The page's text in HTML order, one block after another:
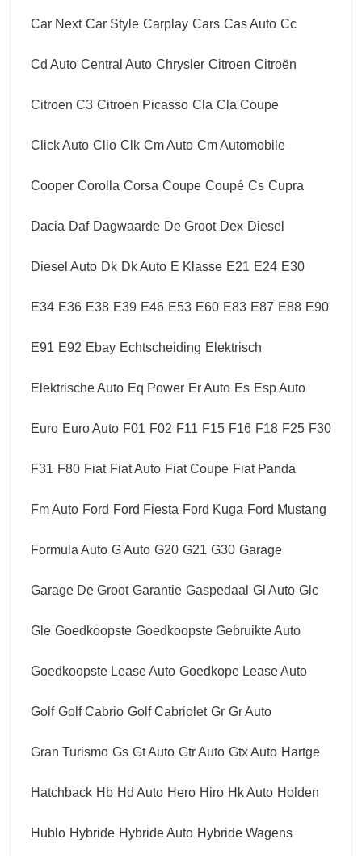
Car Next Car Style Carplay Cars Cas Auto Cc
Cd Auto Central Auto Chrysler Citroen Citroën
Citroen C3 Citroen Picasso Cla Cla Coupe
Click Auto Clio Clk Cm Auto Cm Automobile
Cooper Corolla Corsa Coupe Coupé Cs Cupra
Dacia Daf Dagwaarde De Groot Dex Diesel
Diesel Auto Dk Dk Auto E Klasse E21 E24 E30
E34 E36 E38 E39 E46 E53 E60 E83 E87 E88 E90
E91 E92 Ebay Echtscheiding Elektrisch
Elektrische Auto Eq Power Er Auto Es Esp Auto
Euro Euro Auto F01 F02 F11 F15 F16 F18 F25 F30
F31 F80 Fiat Fiat Auto Fiat Coupe Fiat Panda
Fm Auto Ford Ford Fiesta Ford Kuga Ford Mustang
Formula Auto G Auto G20 G21 G30 Garage
Garage De Groot Garantie Gaspedaal Gl Auto Glc
Gle Goedkoopste Goedkoopste Gebruikte Auto
Goedkoopste Lease Auto Goedkope Lease Auto
Golf Golf Cabrio Golf Cabriolet Gr Gr Auto
Gran Turismo Gs Gt Auto Gtr Auto Gtx Auto Hartge
Hatchback Hb Hd Auto Hero Hiro Hk Auto Holden
Hublo Hybride Hybride Auto Hybride Wagens